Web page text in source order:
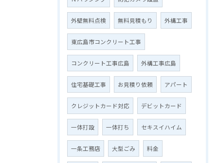
外壁無料点検 無料見積もり 外構工事
東広島市コンクリート工事
コンクリート工事広島 外構工事広島
住宅基礎工事 お見積り依頼 アパート
クレジットカード対応 デビットカード
一体打設 一体打ち セキスイハイム
一条工務店 大型ごみ 料金